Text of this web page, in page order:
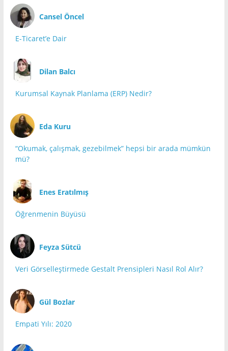
Cansel Öncel
E-Ticaret’e Dair
Dilan Balcı
Kurumsal Kaynak Planlama (ERP) Nedir?
Eda Kuru
“Okumak, çalışmak, gezebilmek” hepsi bir arada mümkün
mü?
Enes Eratılmış
Öğrenmenin Büyüsü
Feyza Sütcü
Veri Görselleştirmede Gestalt Prensipleri Nasıl Rol Alır?
Gül Bozlar
Empati Yılı: 2020